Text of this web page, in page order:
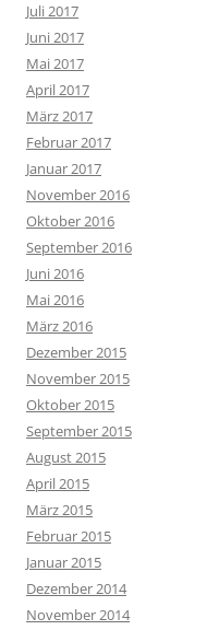
Juli 2017
Juni 2017
Mai 2017
April 2017
März 2017
Februar 2017
Januar 2017
November 2016
Oktober 2016
September 2016
Juni 2016
Mai 2016
März 2016
Dezember 2015
November 2015
Oktober 2015
September 2015
August 2015
April 2015
März 2015
Februar 2015
Januar 2015
Dezember 2014
November 2014